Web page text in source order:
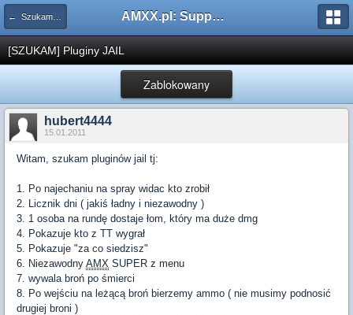
← Szukam pluginu AMXX.pl: Support AMX Mod X i SourceMod
[SZUKAM] Pluginy JAIL
Zablokowany
hubert4444
15.01.2011
Witam, szukam pluginów jail tj:
1. Po najechaniu na spray widac kto zrobił
2. Licznik dni ( jakiś ładny i niezawodny )
3. 1 osoba na rundę dostaje łom, który ma duże dmg
4. Pokazuje kto z TT wygrał
5. Pokazuje "za co siedzisz"
6. Niezawodny AMX SUPER z menu
7. wywala broń po śmierci
8. Po wejściu na leżącą broń bierzemy ammo ( nie musimy podnosić
drugiej broni )